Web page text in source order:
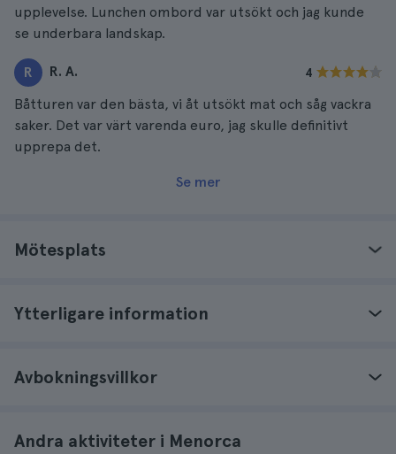
upplevelse. Lunchen ombord var utsökt och jag kunde
se underbara landskap.
R R. A. 4
Båtturen var den bästa, vi åt utsökt mat och såg vackra
saker. Det var värt varenda euro, jag skulle definitivt
upprepa det.
Se mer
Mötesplats
Ytterligare information
Avbokningsvillkor
Andra aktiviteter i Menorca